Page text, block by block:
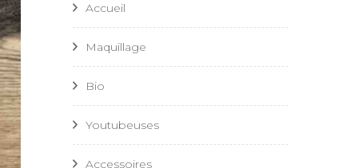
Accueil
Maquillage
Bio
Youtubeuses
Accessoires